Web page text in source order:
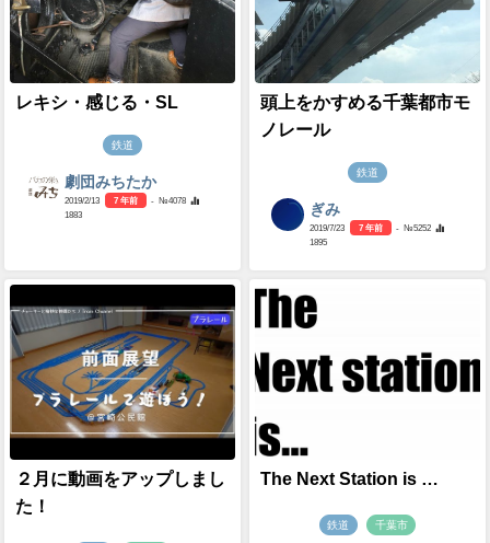
レキシ・感じる・SL
鉄道
劇団みちたか
2019/2/13 7 年前
- №4078
1883
頭上をかすめる千葉都市モ
ノレール
鉄道
ぎみ
2019/7/23 7 年前
- №5252
1895
２月に動画をアップしまし
た！
The Next Station is …
鉄道 千葉市